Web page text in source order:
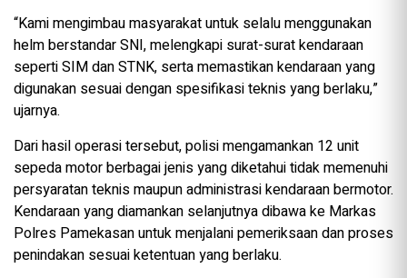
“Kami mengimbau masyarakat untuk selalu menggunakan
helm berstandar SNI, melengkapi surat-surat kendaraan
seperti SIM dan STNK, serta memastikan kendaraan yang
digunakan sesuai dengan spesifikasi teknis yang berlaku,”
ujarnya.
Dari hasil operasi tersebut, polisi mengamankan 12 unit
sepeda motor berbagai jenis yang diketahui tidak memenuhi
persyaratan teknis maupun administrasi kendaraan bermotor.
Kendaraan yang diamankan selanjutnya dibawa ke Markas
Polres Pamekasan untuk menjalani pemeriksaan dan proses
penindakan sesuai ketentuan yang berlaku.